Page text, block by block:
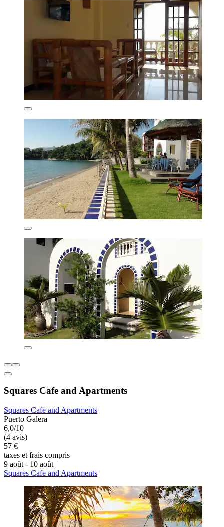
Squares Cafe and Apartments
Squares Cafe and Apartments
Puerto Galera
6,0/10
(4 avis)
57 €
taxes et frais compris
9 août - 10 août
Squares Cafe and Apartments